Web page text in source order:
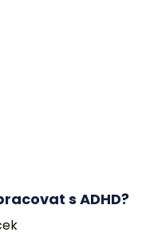
s ADHD?